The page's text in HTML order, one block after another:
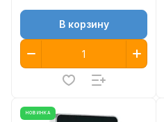
В корзину
НОВИНКА